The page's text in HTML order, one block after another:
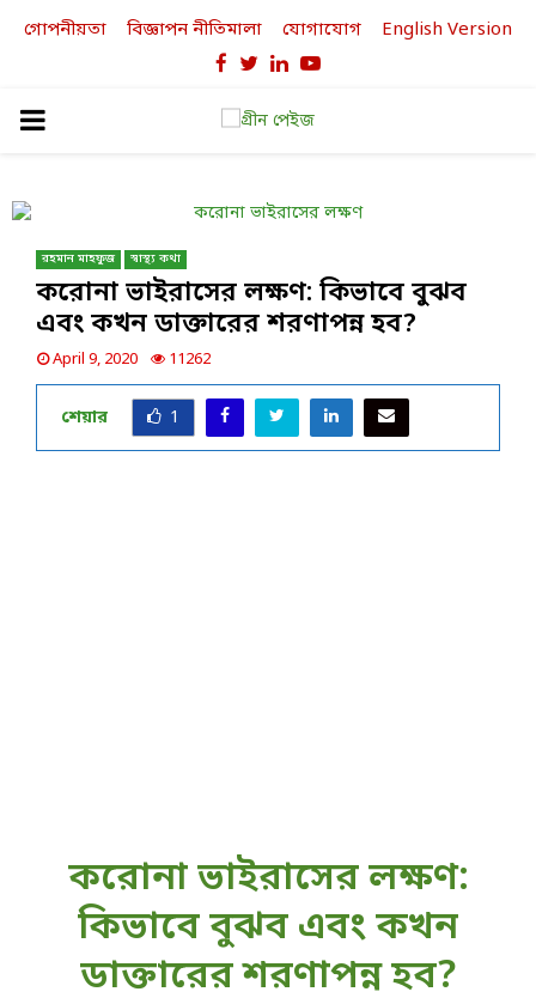
গোপনীয়তা বিজ্ঞাপন নীতিমালা যোগাযোগ English Version
Facebook
TwitterLinkedinYoutube
PRIMARY
রহমান মাহফুজ স্বাস্থ্য কথা
করোনা ভাইরাসের লক্ষণ: কিভাবে বুঝব
এবং কখন ডাক্তারের শরণাপন্ন হব?
April 9, 2020 11262
শেয়ার 1
করোনা ভাইরাসের লক্ষণ:
কিভাবে বুঝব এবং কখন
ডাক্তারের শরণাপন্ন হব?